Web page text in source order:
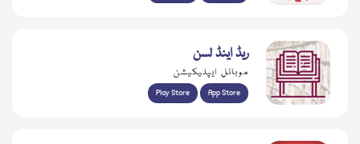
ریڈ اینڈ لسن
موبائل ایپلیکیشن
Play Store App Store